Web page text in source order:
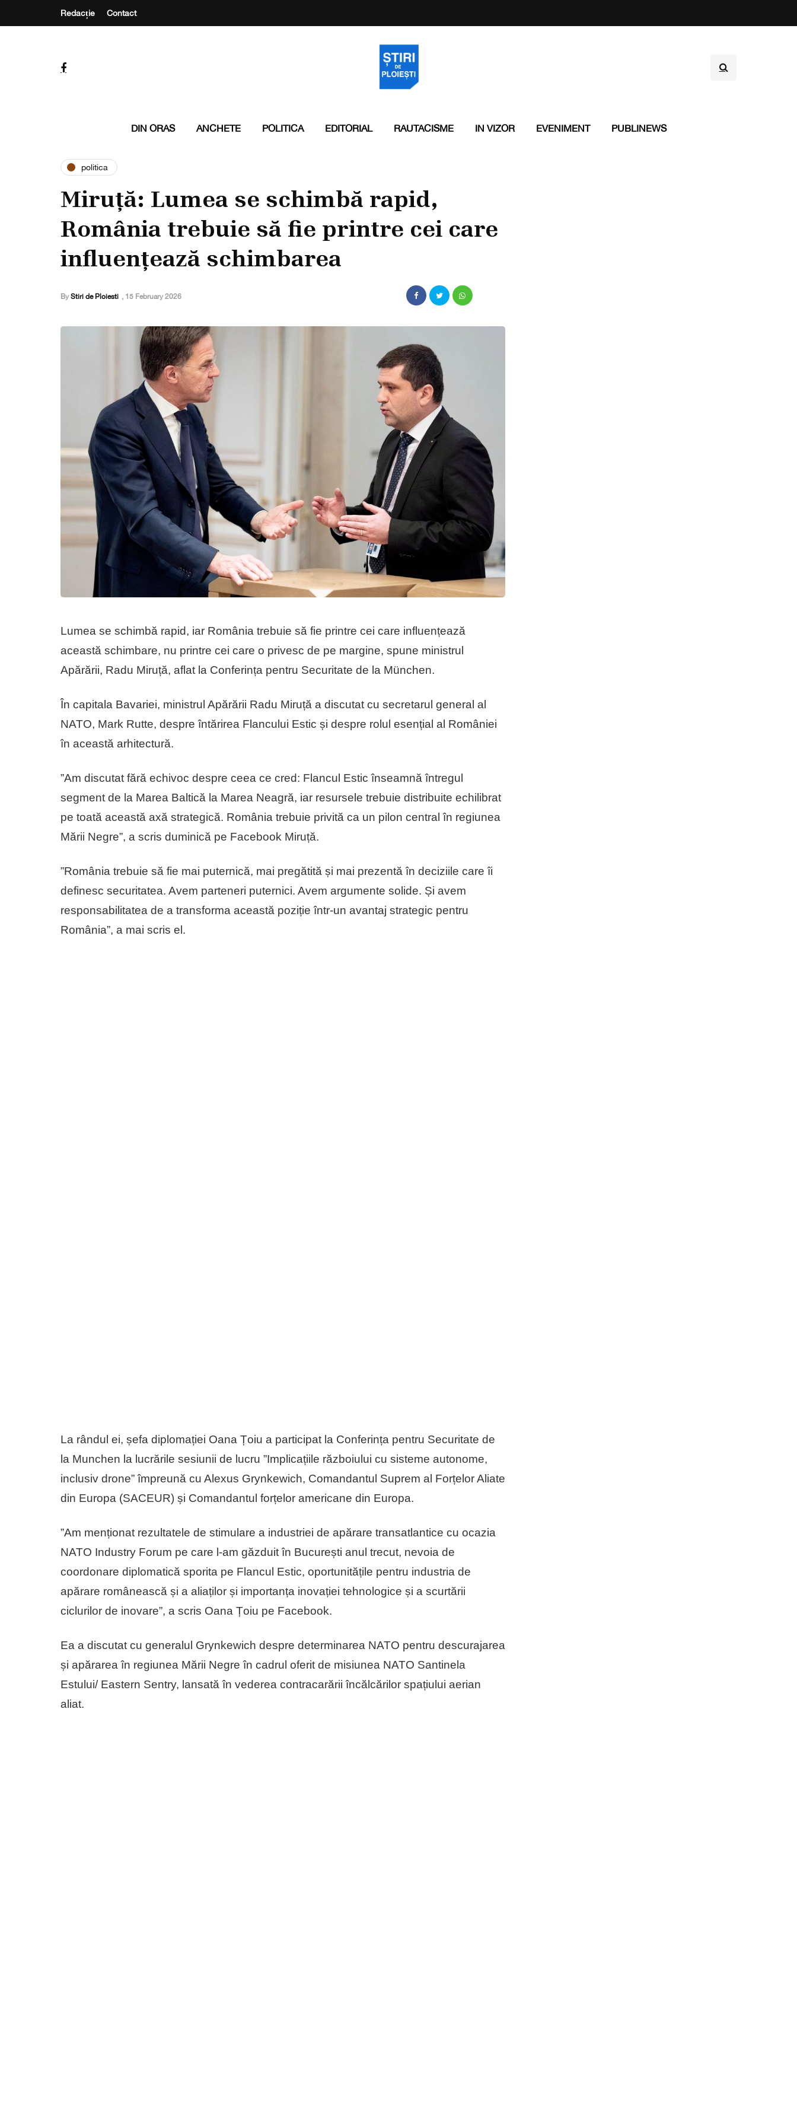
Redacție Contact
DIN ORAS ANCHETE POLITICA EDITORIAL RAUTACISME IN VIZOR EVENIMENT PUBLINEWS
politica
Miruță: Lumea se schimbă rapid,
România trebuie să fie printre cei care
influențează schimbarea
By Stiri de Ploiesti , 15 February 2026
Lumea se schimbă rapid, iar România trebuie să fie printre cei care influențează
această schimbare, nu printre cei care o privesc de pe margine, spune ministrul
Apărării, Radu Miruță, aflat la Conferința pentru Securitate de la München.
În capitala Bavariei, ministrul Apărării Radu Miruță a discutat cu secretarul general al
NATO, Mark Rutte, despre întărirea Flancului Estic și despre rolul esențial al României
în această arhitectură.
”Am discutat fără echivoc despre ceea ce cred: Flancul Estic înseamnă întregul
segment de la Marea Baltică la Marea Neagră, iar resursele trebuie distribuite echilibrat
pe toată această axă strategică. România trebuie privită ca un pilon central în regiunea
Mării Negre”, a scris duminică pe Facebook Miruță.
”România trebuie să fie mai puternică, mai pregătită și mai prezentă în deciziile care îi
definesc securitatea. Avem parteneri puternici. Avem argumente solide. Și avem
responsabilitatea de a transforma această poziție într-un avantaj strategic pentru
România”, a mai scris el.
La rândul ei, șefa diplomației Oana Țoiu a participat la Conferința pentru Securitate de
la Munchen la lucrările sesiunii de lucru ”Implicațiile războiului cu sisteme autonome,
inclusiv drone” împreună cu Alexus Grynkewich, Comandantul Suprem al Forțelor Aliate
din Europa (SACEUR) și Comandantul forțelor americane din Europa.
”Am menționat rezultatele de stimulare a industriei de apărare transatlantice cu ocazia
NATO Industry Forum pe care l-am găzduit în București anul trecut, nevoia de
coordonare diplomatică sporita pe Flancul Estic, oportunitățile pentru industria de
apărare românească și a aliaților și importanța inovației tehnologice și a scurtării
ciclurilor de inovare”, a scris Oana Țoiu pe Facebook.
Ea a discutat cu generalul Grynkewich despre determinarea NATO pentru descurajarea
și apărarea în regiunea Mării Negre în cadrul oferit de misiunea NATO Santinela
Estului/ Eastern Sentry, lansată în vederea contracarării încălcărilor spațiului aerian
aliat.